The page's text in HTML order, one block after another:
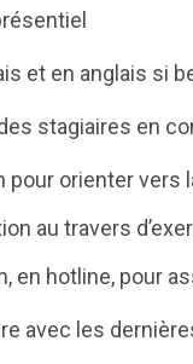
et en anglais si
stagiaires en
pour orienter vers
au travers
en hotline, pour
avec les